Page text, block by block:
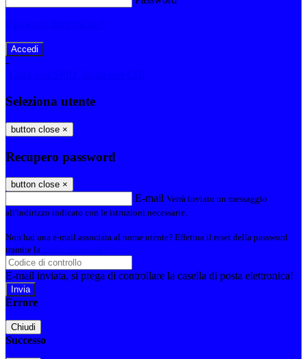
-
Seleziona utente
button close ×
Recupero password
button close ×
E-mail Verrà inviato un messaggio
all'indirizzo indicato con le istruzioni necessarie.
Non hai una e-mail associata al nome utente? Effettua il reset della password
tramite la
E-mail inviata, si prega di controllare la casella di posta elettronica!
Errore
Chiudi
Successo